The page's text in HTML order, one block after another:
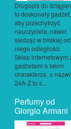
Długopis do
to doskonały gadżet,
aby przechytrzyć
nauczyciela, nawet
siedząc w bliskiej od
niego odległości.
Sklep internetowym
gadżetami o takim
charakterze, o
24A-Z to s...
Perfumy od
Giorgio Armani